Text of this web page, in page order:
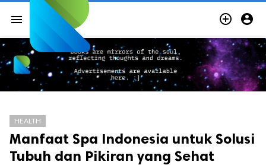
menu  
HEALTH
Manfaat Spa Indonesia untuk Solusi
Tubuh dan Pikiran yang Sehat